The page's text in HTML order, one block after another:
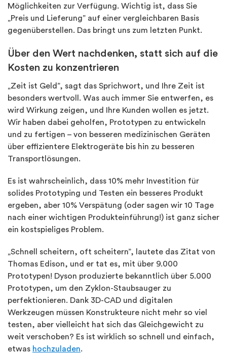
Möglichkeiten zur Verfügung. Wichtig ist, dass Sie
„Preis und Lieferung” auf einer vergleichbaren Basis
gegenüberstellen. Das bringt uns zum letzten Punkt.
Über den Wert nachdenken, statt sich auf die
Kosten zu konzentrieren
„Zeit ist Geld”, sagt das Sprichwort, und Ihre Zeit ist
besonders wertvoll. Was auch immer Sie entwerfen, es
wird Wirkung zeigen, und Ihre Kunden wollen es jetzt.
Wir haben dabei geholfen, Prototypen zu entwickeln
und zu fertigen – von besseren medizinischen Geräten
über effizientere Elektrogeräte bis hin zu besseren
Transportlösungen.
Es ist wahrscheinlich, dass 10% mehr Investition für
solides Prototyping und Testen ein besseres Produkt
ergeben, aber 10% Verspätung (oder sagen wir 10 Tage
nach einer wichtigen Produkteinführung!) ist ganz sicher
ein kostspieliges Problem.
„Schnell scheitern, oft scheitern”, lautete das Zitat von
Thomas Edison, und er tat es, mit über 9.000
Prototypen! Dyson produzierte bekanntlich über 5.000
Prototypen, um den Zyklon-Staubsauger zu
perfektionieren. Dank 3D-CAD und digitalen
Werkzeugen müssen Konstrukteure nicht mehr so viel
testen, aber vielleicht hat sich das Gleichgewicht zu
weit verschoben? Es ist wirklich so schnell und einfach,
etwas hochzuladen.